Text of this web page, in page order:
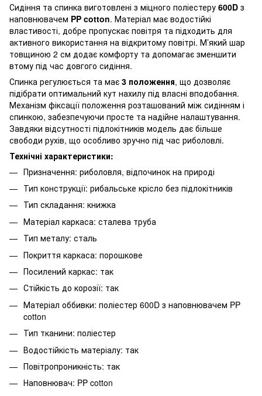
Сидіння та спинка виготовлені з міцного поліестеру 600D з
наповнювачем PP cotton. Матеріал має водостійкі
властивості, добре пропускає повітря та підходить для
активного використання на відкритому повітрі. М’який шар
товщиною 2 см додає комфорту та допомагає зменшити
втому під час довгого сидіння.
Спинка регулюється та має 3 положення, що дозволяє
підібрати оптимальний кут нахилу під власні вподобання.
Механізм фіксації положення розташований між сидінням і
спинкою, забезпечуючи просте та надійне налаштування.
Завдяки відсутності підлокітників модель дає більше
свободи рухів, що особливо зручно під час риболовлі.
Технічні характеристики:
Призначення: риболовля, відпочинок на природі
Тип конструкції: рибальське крісло без підлокітників
Тип складання: книжка
Матеріал каркаса: сталева труба
Тип металу: сталь
Покриття каркаса: порошкове
Посилений каркас: так
Стійкість до корозії: так
Матеріал оббивки: поліестер 600D з наповнювачем PP
cotton
Тип тканини: поліестер
Водостійкість матеріалу: так
Повітропроникність: так
Наповнювач: PP cotton